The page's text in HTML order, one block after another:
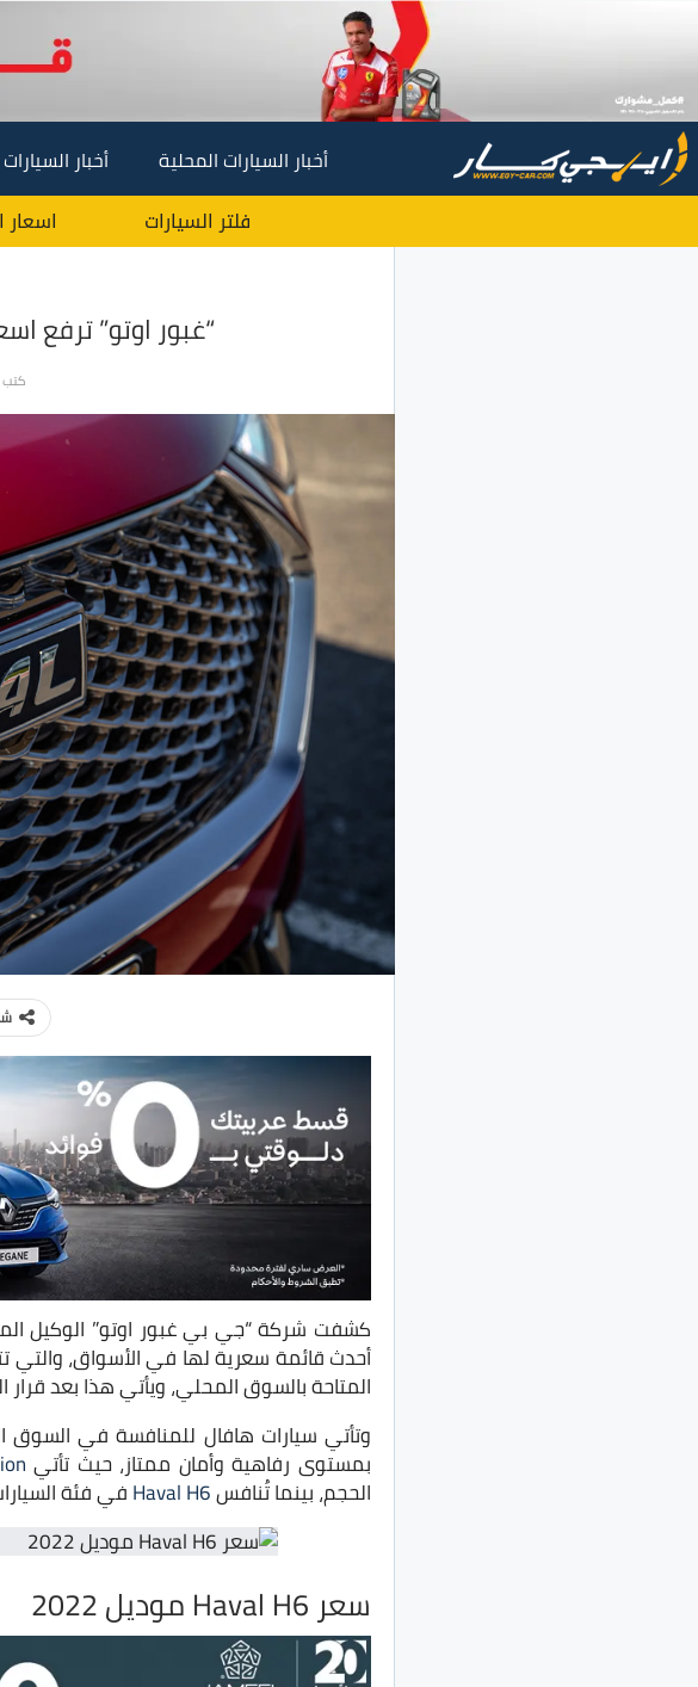
أخبار السيارات المحلية أخبار
فلتر السيارات اسعار
“غبور اوتو” ترفع اسعار
كتب
أحدث قائمة سعرية لها في الأسواق، والتي تتضمن زيادات
المتاحة بالسوق المحلي، ويأتي هذا بعد
وتأتي سيارات هافال للمنافسة في السوق
بمستوى رفاهية وأمان ممتاز، حيث تأتي
الحجم، بينما تُنافسHaval H6في فئة
سعر Haval H6 موديل 2022